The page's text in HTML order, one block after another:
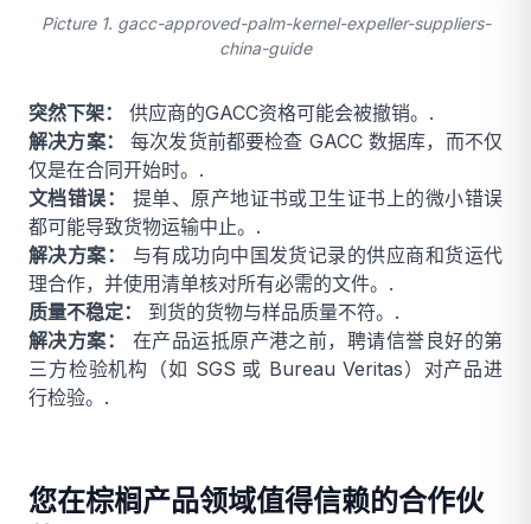
Picture 1. gacc-approved-palm-kernel-expeller-suppliers-
china-guide
突然下架：
供应商的GACC资格可能会被撤销。.
解决方案：
每次发货前都要检查 GACC 数据库，而不仅
仅是在合同开始时。.
文档错误：
提单、原产地证书或卫生证书上的微小错误
都可能导致货物运输中止。.
解决方案：
与有成功向中国发货记录的供应商和货运代
理合作，并使用清单核对所有必需的文件。.
质量不稳定：
到货的货物与样品质量不符。.
解决方案：
在产品运抵原产港之前，聘请信誉良好的第
三方检验机构（如 SGS 或 Bureau Veritas）对产品进
行检验。.
您在棕榈产品领域值得信赖的合作伙